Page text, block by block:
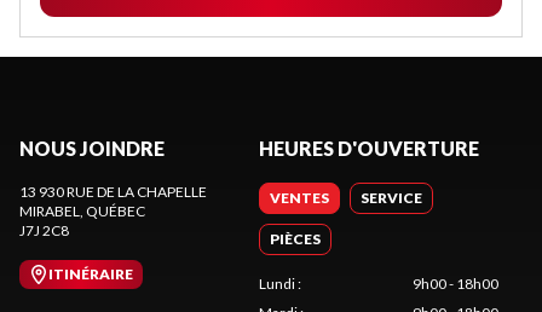
NOUS JOINDRE
13 930 RUE DE LA CHAPELLE
MIRABEL
, QUÉBEC
J7J 2C8
ITINÉRAIRE
HEURES D'OUVERTURE
VENTES SERVICE
PIÈCES
Lundi:
9h00 - 18h00